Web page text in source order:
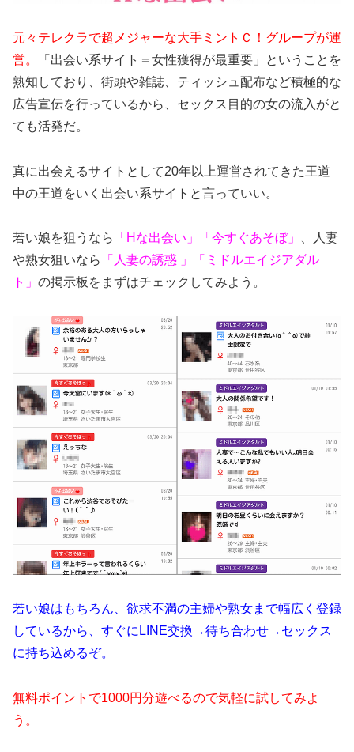
元々テレクラで超メジャーな大手ミントＣ！グループが運
営。
「出会い系サイト＝女性獲得が最重要」ということを
熟知しており、街頭や雑誌、ティッシュ配布など積極的な
広告宣伝を行っているから、セックス目的の女の流入がと
ても活発だ。
真に出会えるサイトとして20年以上運営されてきた王道
中の王道をいく出会い系サイトと言っていい。
若い娘を狙うなら 「Hな出会い」「今すぐあそぼ」
、人妻
や熟女狙いなら
「人妻の誘惑 」「ミドルエイジアダル
ト」 の掲示板をまずはチェックしてみよう。
若い娘はもちろん、欲求不満の主婦や熟女まで幅広く登録
しているから、すぐにLINE交換→待ち合わせ→セックス
に持ち込めるぞ。
無料ポイントで1000円分遊べるので気軽に試してみよ
う。